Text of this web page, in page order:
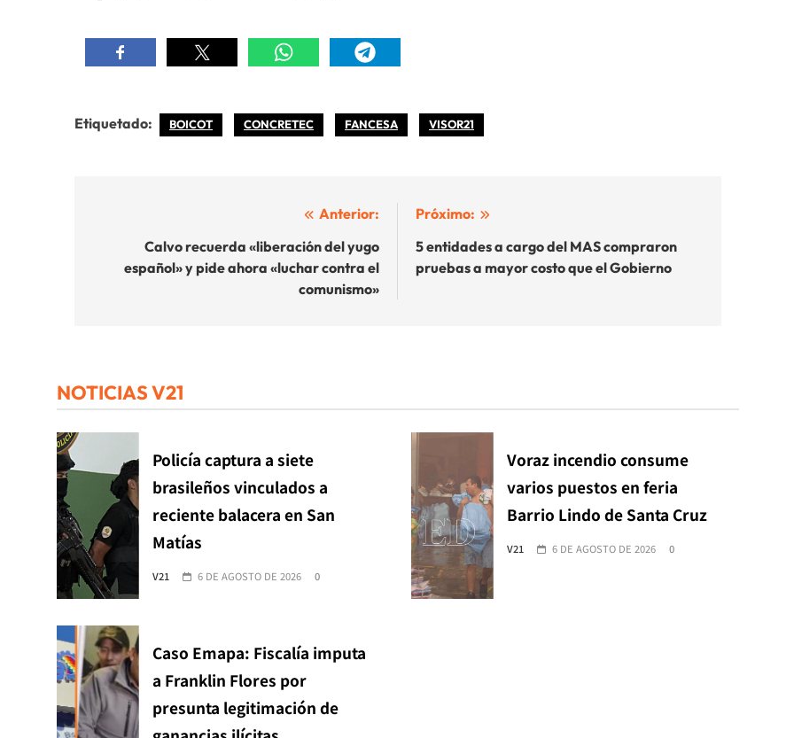
Etiquetado: BOICOT CONCRETEC FANCESA VISOR21
entradas
Anterior:
Calvo recuerda «liberación del yugo
español» y pide ahora «luchar contra el
comunismo»
Próximo:
5 entidades a cargo del MAS compraron
pruebas a mayor costo que el Gobierno
NOTICIAS V21
Policía captura a siete
brasileños vinculados a
reciente balacera en San
Matías
V21 6 DE AGOSTO DE 2026 0
Voraz incendio consume
varios puestos en feria
Barrio Lindo de Santa Cruz
V21 6 DE AGOSTO DE 2026 0
Caso Emapa: Fiscalía imputa
a Franklin Flores por
presunta legitimación de